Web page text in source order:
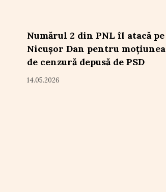
Numărul 2 din PNL îl atacă pe
Nicușor Dan pentru moțiunea
de cenzură depusă de PSD
14.05.2026